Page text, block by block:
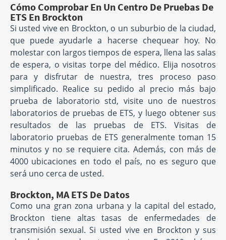
Cómo Comprobar En Un Centro De Pruebas De
ETS En Brockton
Si usted vive en Brockton, o un suburbio de la ciudad,
que puede ayudarle a hacerse chequear hoy. No
molestar con largos tiempos de espera, llena las salas
de espera, o visitas torpe del médico. Elija nosotros
para y disfrutar de nuestra, tres proceso paso
simplificado. Realice su pedido al precio más bajo
prueba de laboratorio std, visite uno de nuestros
laboratorios de pruebas de ETS, y luego obtener sus
resultados de las pruebas de ETS. Visitas de
laboratorio pruebas de ETS generalmente toman 15
minutos y no se requiere cita. Además, con más de
4000 ubicaciones en todo el país, no es seguro que
será uno cerca de usted.
Brockton, MA ETS De Datos
Como una gran zona urbana y la capital del estado,
Brockton tiene altas tasas de enfermedades de
transmisión sexual. Si usted vive en Brockton y sus